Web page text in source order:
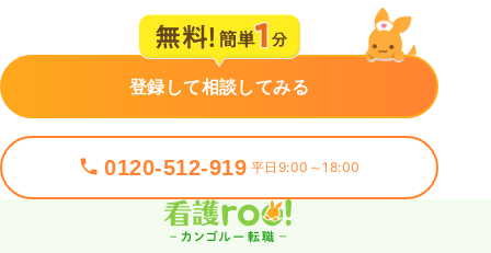
登録して相談してみる
0120-512-919 平日9:00～18:00